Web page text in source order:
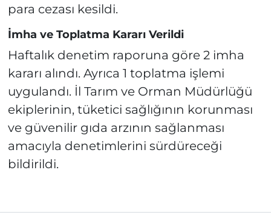
para cezası kesildi.
İmha ve Toplatma Kararı Verildi
Haftalık denetim raporuna göre 2 imha
kararı alındı. Ayrıca 1 toplatma işlemi
uygulandı. İl Tarım ve Orman Müdürlüğü
ekiplerinin, tüketici sağlığının korunması
ve güvenilir gıda arzının sağlanması
amacıyla denetimlerini sürdüreceği
bildirildi.